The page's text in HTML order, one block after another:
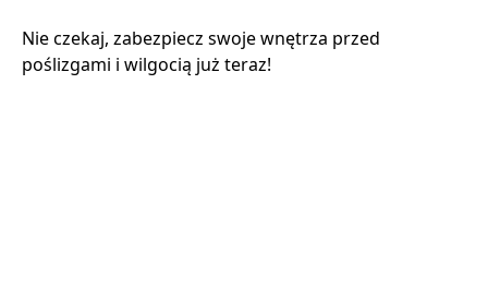
Nie czekaj, zabezpiecz swoje wnętrza przed
poślizgami i wilgocią już teraz!